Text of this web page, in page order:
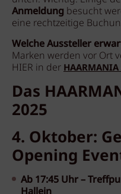
Anmeldung besucht
eine rechtzeitige
Welche Aussteller
Marken werden vor Ort
HIER in der
Das
2025
4. Oktober:
Opening
Ab 17:45 Uhr –